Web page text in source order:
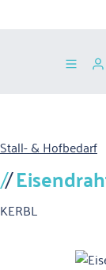
Zum Hauptinhalt
Stall- & Hofbedarf
KERBL
Bildergalerie